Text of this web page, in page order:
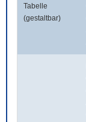
Tabelle
(gestaltbar)